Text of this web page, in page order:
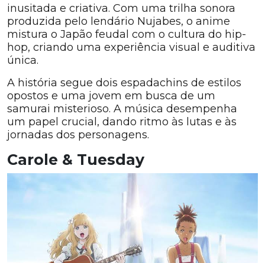
inusitada e criativa. Com uma trilha sonora
produzida pelo lendário Nujabes, o anime
mistura o Japão feudal com o cultura do hip-
hop, criando uma experiência visual e auditiva
única.
A história segue dois espadachins de estilos
opostos e uma jovem em busca de um
samurai misterioso. A música desempenha
um papel crucial, dando ritmo às lutas e às
jornadas dos personagens.
Carole & Tuesday